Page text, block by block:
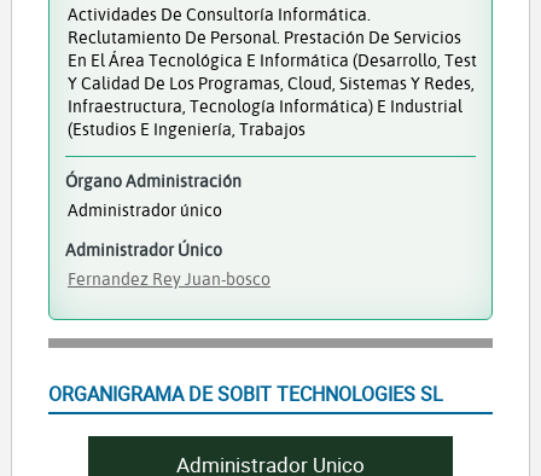
Actividades De Consultoría Informática.
Reclutamiento De Personal. Prestación De Servicios
En El Área Tecnológica E Informática (desarrollo, Test
Y Calidad De Los Programas, Cloud, Sistemas Y Redes,
Infraestructura, Tecnología Informática) E Industrial
(estudios E Ingeniería, Trabajos
Órgano Administración
Administrador único
Administrador Único
Fernandez Rey Juan-bosco
ORGANIGRAMA DE SOBIT TECHNOLOGIES SL
Administrador Unico